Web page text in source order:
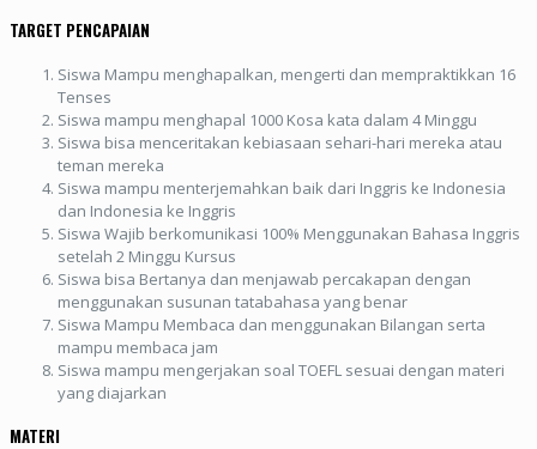
TARGET PENCAPAIAN
Siswa Mampu menghapalkan, mengerti dan mempraktikkan 16
Tenses
Siswa mampu menghapal 1000 Kosa kata dalam 4 Minggu
Siswa bisa menceritakan kebiasaan sehari-hari mereka atau
teman mereka
Siswa mampu menterjemahkan baik dari Inggris ke Indonesia
dan Indonesia ke Inggris
Siswa Wajib berkomunikasi 100% Menggunakan Bahasa Inggris
setelah 2 Minggu Kursus
Siswa bisa Bertanya dan menjawab percakapan dengan
menggunakan susunan tatabahasa yang benar
Siswa Mampu Membaca dan menggunakan Bilangan serta
mampu membaca jam
Siswa mampu mengerjakan soal TOEFL sesuai dengan materi
yang diajarkan
MATERI